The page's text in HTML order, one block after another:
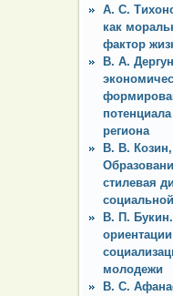
А. С.
как
фактор
В. А.
региона
В. В.
стилевая
В. П.
молодежи
В. С.